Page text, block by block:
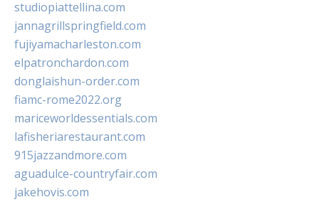
studiopiattellina.com
jannagrillspringfield.com
fujiyamacharleston.com
elpatronchardon.com
donglaishun-order.com
fiamc-rome2022.org
mariceworldessentials.com
lafisheriarestaurant.com
915jazzandmore.com
aguadulce-countryfair.com
jakehovis.com